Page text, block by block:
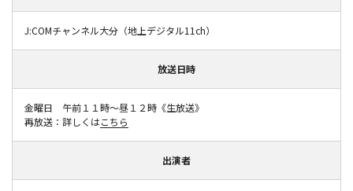
J:COMチャンネル大分（地上デジタル11ch）
放送日時
金曜日 午前１１時～昼１２時《生放送》
再放送：詳しくはこちら
出演者